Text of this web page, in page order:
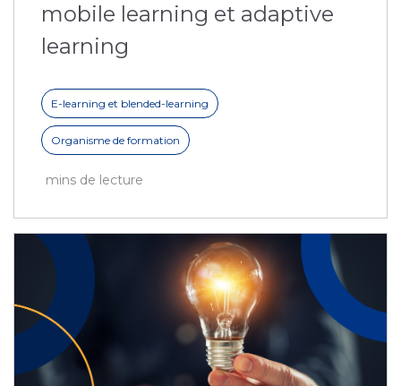
mobile learning et adaptive
learning
E-learning et blended-learning
Organisme de formation
mins de lecture